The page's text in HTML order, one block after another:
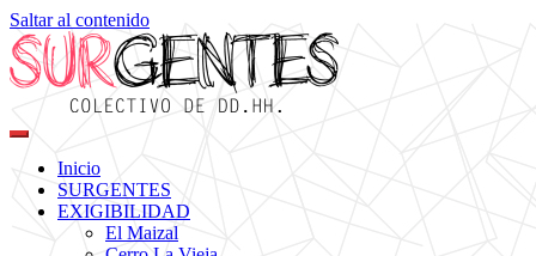
Saltar al contenido
Surgentes
Colectivo de DDHH
Inicio
SURGENTES
EXIGIBILIDAD
El Maizal